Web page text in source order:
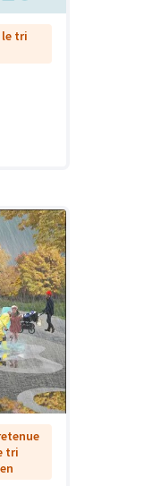
le tri
tri